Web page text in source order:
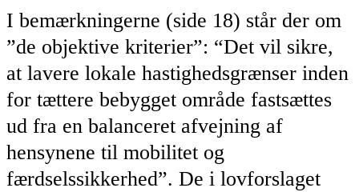
I bemærkningerne (side 18) står der om
”de objektive kriterier”: “Det vil sikre,
at lavere lokale hastighedsgrænser inden
for tættere bebygget område fastsættes
ud fra en balanceret afvejning af
hensynene til mobilitet og
færdselssikkerhed”. De i lovforslaget